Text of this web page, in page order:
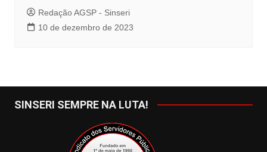
Redação AGSP - Sinseri
10 de dezembro de 2023
SINSERI SEMPRE NA LUTA!